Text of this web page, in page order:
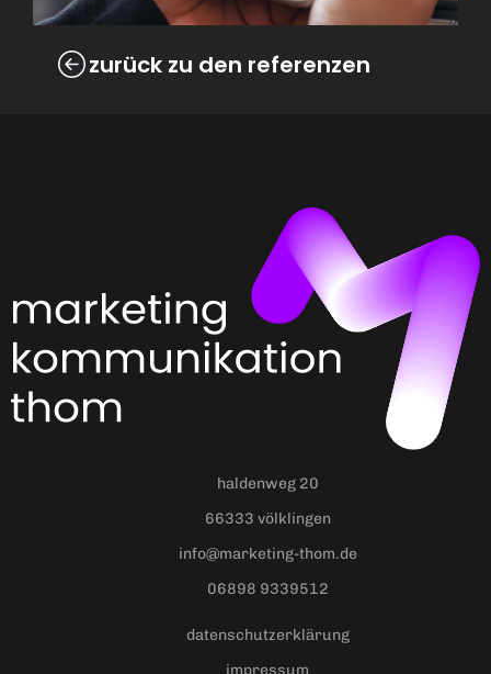
zurück zu den referenzen
haldenweg 20
66333 völklingen
info@marketing-thom.de
06898 9339512
datenschutzerklärung
impressum